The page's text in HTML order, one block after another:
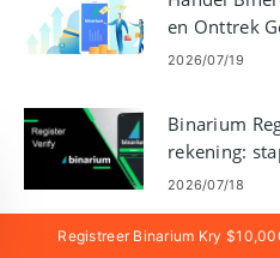
en Onttrek
2026/07/19
Binarium
rekening:
2026/07/18
Binarium-
Registreer Binarium Kry